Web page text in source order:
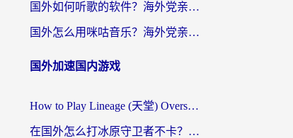
国外如何听歌的软件？海外党亲测有效的回国加速器指南
国外怎么用咪咕音乐？海外党亲测有效的听歌自由指南
国外加速国内游戏
How to Play Lineage (天堂) Overseas? The Ultimate Guide to Choosing the Best Chinese Server Game Accelerator (在国外打天堂加速器)
在国外怎么打冰原守卫者不卡？留学生亲测的国服游戏加速指南